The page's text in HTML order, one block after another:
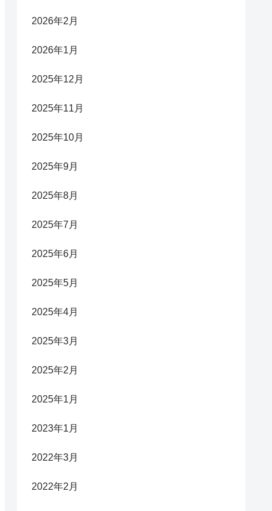
2026年2月
2026年1月
2025年12月
2025年11月
2025年10月
2025年9月
2025年8月
2025年7月
2025年6月
2025年5月
2025年4月
2025年3月
2025年2月
2025年1月
2023年1月
2022年3月
2022年2月